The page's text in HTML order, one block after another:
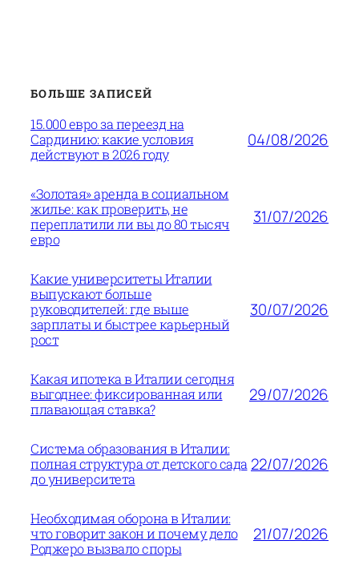
БОЛЬШЕ ЗАПИСЕЙ
15.000 евро за переезд на
Сардинию: какие условия
действуют в 2026 году
04/08/2026
«Золотая» аренда в социальном
жилье: как проверить, не
переплатили ли вы до 80 тысяч
евро
31/07/2026
Какие университеты Италии
выпускают больше
руководителей: где выше
зарплаты и быстрее карьерный
рост
30/07/2026
Какая ипотека в Италии сегодня
выгоднее: фиксированная или
плавающая ставка?
29/07/2026
Система образования в Италии:
полная структура от детского сада
до университета
22/07/2026
Необходимая оборона в Италии:
что говорит закон и почему дело
Роджеро вызвало споры
21/07/2026